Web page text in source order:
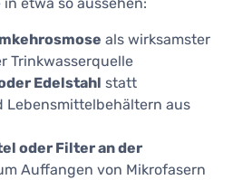
etwa so aussehen:
als wirksamster
Trinkwasserquelle
Edelstahl statt
Lebensmittelbehältern aus
oder Filter an der
Auffangen von Mikrofasern